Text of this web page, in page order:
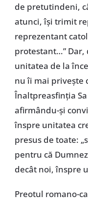
de pretutindeni,
atunci, își trimit
reprezentant
protestant…” Dar,
unitatea de la
nu îi mai privește
Înaltpreasfinția
afirmându-și
înspre unitatea
presus de toate:
pentru că
decât noi, înspre
Preotul romano-